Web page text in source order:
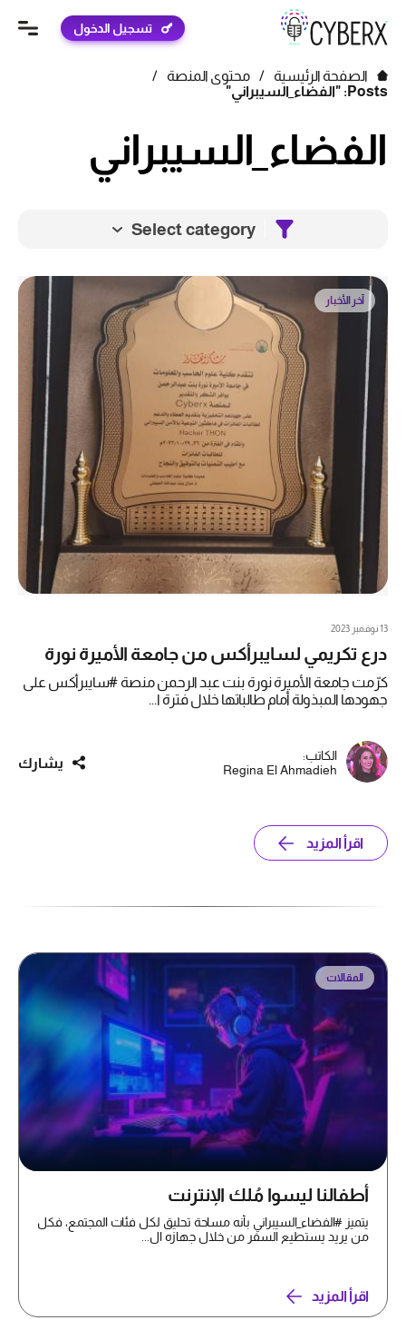
تسجيل الدخول
الصفحة الرئيسية / محتوى المنصة
/
Posts: "الفضاء_السيبراني"
الفضاء_السيبراني
Select category
آخر الأخبار
13 نوفمبر 2023
درع تكريمي لسايبرأكس من جامعة الأميرة نورة
كرّمت جامعة الأميرة نورة بنت عبد الرحمن منصة #سايبرأكس على
جهودها المبذولة أمام طالباتها خلال فترة ا...
الكاتب:
Regina El Ahmadieh
يشارك
اقرأ المزيد
المقالات
أطفالنا ليسوا مُلك الإنترنت
يتميز #الفضاء_السيبراني بأنه مساحة تحليق لكل فئات المجتمع، فكل
من يريد يستطيع السفر من خلال جهازه ال...
اقرأ المزيد